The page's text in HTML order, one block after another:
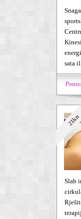
sata
21kn
Slab